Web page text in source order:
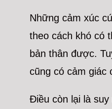
Những cảm xúc
theo cách khó có
bản thân được.
cũng có cảm giác
Điều còn lại là